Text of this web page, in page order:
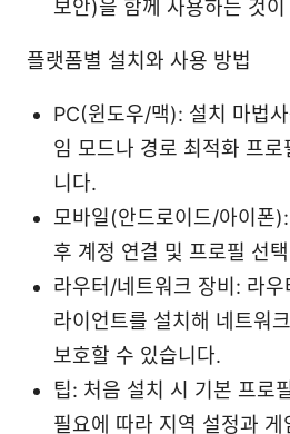
보안)을 함께 사용하는 것
플랫폼별 설치와 사용 방법
PC(윈도우/맥): 설치 마법
임 모드나 경로 최적화 프
니다.
모바일(안드로이드/아이폰
후 계정 연결 및 프로필 선
라우터/네트워크 장비: 라
라이언트를 설치해 네트워
보호할 수 있습니다.
팁: 처음 설치 시 기본 프로
필요에 따라 지역 설정과